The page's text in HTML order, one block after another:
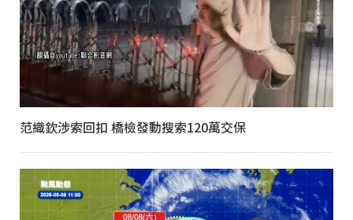
范織欽涉索回扣 橋檢發動搜索120萬交保